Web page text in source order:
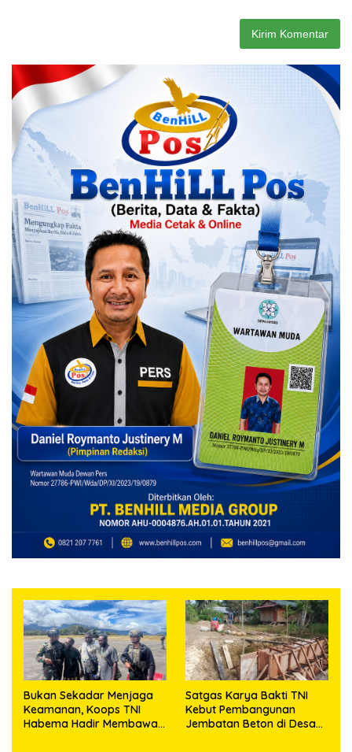
Bukan Sekadar Menjaga
Keamanan, Koops TNI
Habema Hadir Membawa
Satgas Karya Bakti TNI
Kebut Pembangunan
Jembatan Beton di Desa